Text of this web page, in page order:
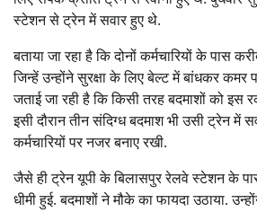
स्टेशन से ट्रेन में सवार हुए थे.
बताया जा रहा है कि दोनों कर्मचारियों के पास
जिन्हें उन्होंने सुरक्षा के लिए बेल्ट में बांधकर
जताई जा रही है कि किसी तरह बदमाशों को
इसी दौरान तीन संदिग्ध बदमाश भी उसी ट्रेन में
कर्मचारियों पर नजर बनाए रखी.
जैसे ही ट्रेन यूपी के बिलासपुर रेलवे स्टेशन के
धीमी हुई. बदमाशों ने मौके का फायदा उठाया.